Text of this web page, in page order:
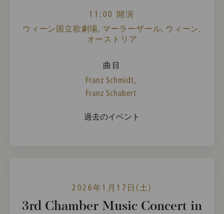
11:00 開演
ウィーン国立歌劇場, マーラーザール, ウィーン,
オーストリア
曲目
Franz Schmidt,
Franz Schubert
過去のイベント
2026年1月17日(土)
3rd Chamber Music Concert in